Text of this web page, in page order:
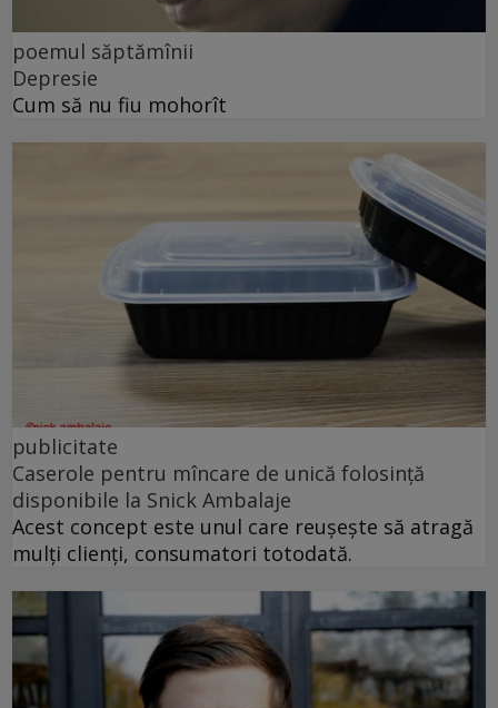
poemul săptămînii
Depresie
Cum să nu fiu mohorît
publicitate
Caserole pentru mîncare de unică folosință
disponibile la Snick Ambalaje
Acest concept este unul care reușește să atragă
mulți clienți, consumatori totodată.